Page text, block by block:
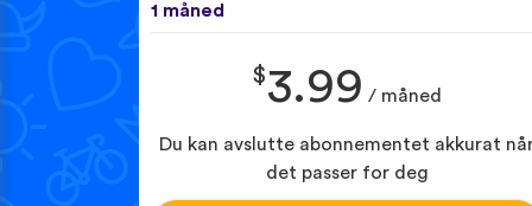
1 måned
$3.99 / måned
Du kan avslutte abonnementet akkurat
det passer for deg